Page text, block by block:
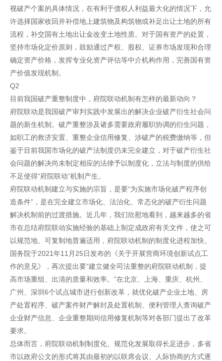
视破产个案的具体情况，在有利于债权人利益最大化的情况下，允
许选择国家收回并补偿地上建筑物及构筑物或补足出让土地的所有
流程，补交国有土地出让金改变土地性质。对于国有资产的处置，
坚持市场化定价原则，鼓励通过产权、股权、证券市场发现和合理
确定资产价格，发挥专业化资产评估等中介机构作用，完善国有资
产价值发现机制。
Q2
目前我国破产重整制度中，府院联动机制有怎样的最新动向？
府院联动是我国破产审判实践中发展出的解决企业破产衍生社会问
题的新生机制。破产重整涉及诸多需要政府履职协调的衍生问题，
如职工的救济安置、重整企业信用修复、涉破产的税费缴纳等，但
鉴于目前我国市场化的破产法制度仍未完全建立，对于破产衍生社
会问题的解决尚未制定相应的法律予以制度化，立法与制度的供给
不足使得“府院联动”机制产生。
府院联动机制建立与实施的宗旨，是要“为实施市场化破产程序创
造条件”，是在完全建立市场化、法治化、常态化的破产衍生问题
解决机制前的过渡措施。近几年，我们欣慰地看到，越来越多的省
市在总结府院联动实施经验的基础上制定成政府有关文件，使之可
以规范地、可复制地普遍适用，府院联动机制的制度化进程加快。
国务院于2021年11月25日发布的《关于开展营商环境创新试点工
作的意见》，再次提出要“建立健全司法重整的府院联动机制，提
高市场重组、出清的质量和效率。”在北京、上海、重庆、杭州、
广州、深圳6个试点城市进行创新改革，就优化破产企业土地、房
产处置程序、破产案件财产解封及处置机制、便利管理人查询破产
企业财产信息、企业重整期间信用修复机制等对各部门提出了改革
要求。
总体而言，府院联动机制制度化、规范化发展取得长足进步，多省
市以政府公文的形式将其由最初的以联席会议、人际协商的方式逐